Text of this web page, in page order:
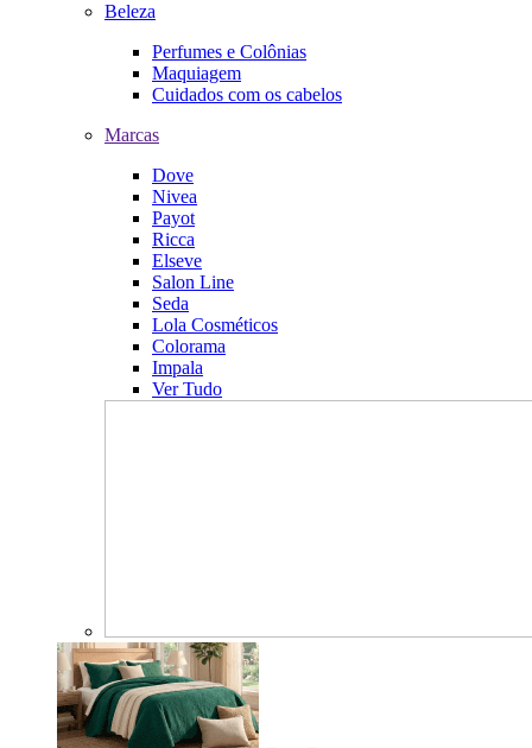
Beleza
Perfumes e Colônias
Maquiagem
Cuidados com os cabelos
Marcas
Dove
Nivea
Payot
Ricca
Elseve
Salon Line
Seda
Lola Cosméticos
Colorama
Impala
Ver Tudo